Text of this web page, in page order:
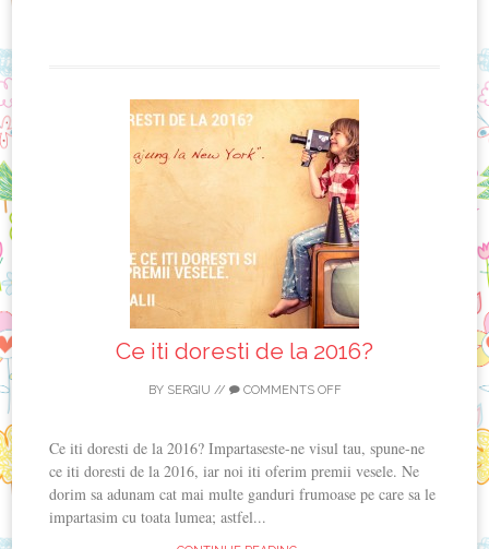
Ce iti doresti de la 2016?
BY SERGIU // COMMENTS OFF
Ce iti doresti de la 2016? Impartaseste-ne visul tau, spune-ne
ce iti doresti de la 2016, iar noi iti oferim premii vesele. Ne
dorim sa adunam cat mai multe ganduri frumoase pe care sa le
impartasim cu toata lumea; astfel...